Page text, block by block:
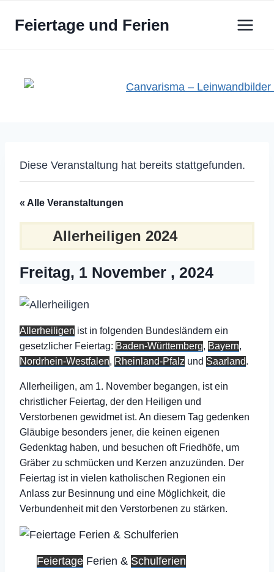
InhaltFeiertage und Ferien
Diese Veranstaltung hat bereits stattgefunden.
« Alle Veranstaltungen
Allerheiligen 2024
Freitag, 1 November , 2024
Allerheiligen ist in folgenden Bundesländern ein
gesetzlicher Feiertag: Baden-Württemberg, Bayern,
Nordrhein-Westfalen, Rheinland-Pfalz und Saarland.
Allerheiligen, am 1. November begangen, ist ein
christlicher Feiertag, der den Heiligen und
Verstorbenen gewidmet ist. An diesem Tag gedenken
Gläubige besonders jener, die keinen eigenen
Gedenktag haben, und besuchen oft Friedhöfe, um
Gräber zu schmücken und Kerzen anzuzünden. Der
Feiertag ist in vielen katholischen Regionen ein
Anlass zur Besinnung und eine Möglichkeit, die
Verbundenheit mit den Verstorbenen zu stärken.
Feiertage Ferien & Schulferien